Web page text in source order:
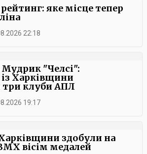
яке місце тепер
22:18
"Челсі":
Харківщини
три клуби АПЛ
19:17
здобули на
вісім медалей